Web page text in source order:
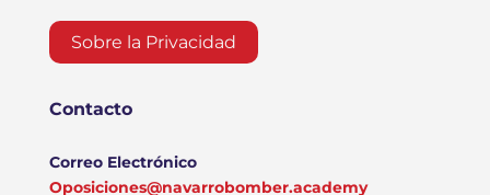
Sobre la Privacidad
Contacto
Correo Electrónico
Oposiciones@navarrobomber.academy